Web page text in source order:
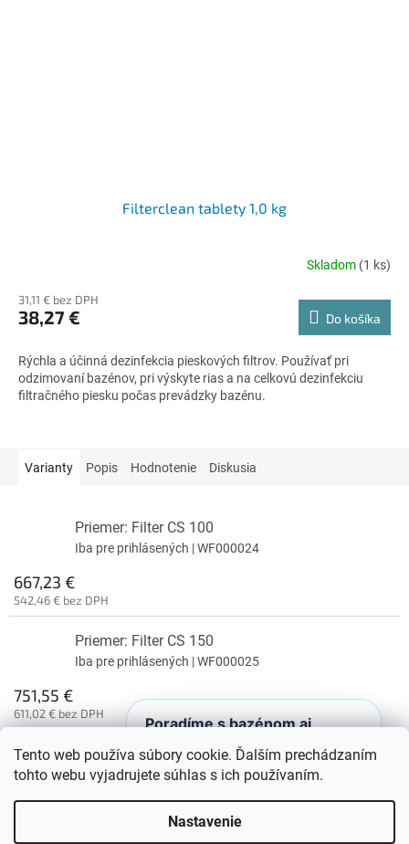
Tento web používa súbory cookie. Ďalším prechádzaním
tohto webu vyjadrujete súhlas s ich používaním.
Nastavenie
Filterclean tablety 1,0 kg
Skladom (1 ks)
31,11 € bez DPH
38,27 € Do košíka
Rýchla a účinná dezinfekcia pieskových filtrov. Používať pri
odzimovaní bazénov, pri výskyte rias a na celkovú dezinfekciu
filtračného piesku počas prevádzky bazénu.
Varianty Popis Hodnotenie Diskusia
Priemer: Filter CS 100
Iba pre prihlásených | WF000024
667,23 €
542,46 € bez DPH
Priemer: Filter CS 150
Iba pre prihlásených | WF000025
751,55 €
611,02 € bez DPH
Poradíme s bazénom aj
Otvorte chat a získajte rýchle
odporúčanie bez hľadania v e-shope.